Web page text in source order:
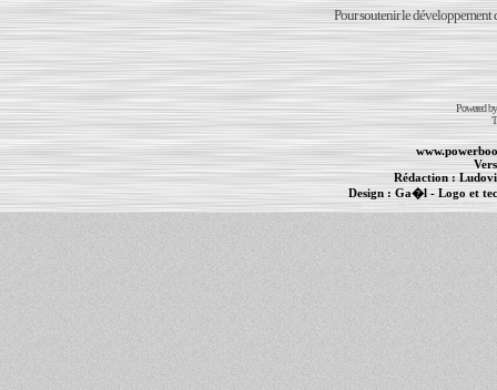
Pour soutenir le développement
Powered
Rédaction :
Design : Ga�l- Logo et